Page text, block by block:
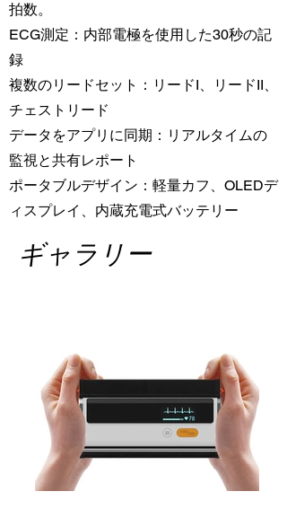
拍数。
ECG測定：内部電極を使用した30秒の記
録
複数のリードセット：リードI、リードII、
チェストリード
データをアプリに同期：リアルタイムの
監視と共有レポート
ポータブルデザイン：軽量カフ、OLEDデ
ィスプレイ、内蔵充電式バッテリー
ギャラリー